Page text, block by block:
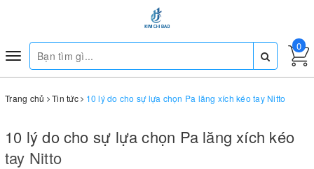
Toggle
navigation
0
Trang chủ Tin tức 10 lý do cho sự lựa chọn Pa lăng xích kéo tay Nitto
10 lý do cho sự lựa chọn Pa lăng xích kéo
tay Nitto